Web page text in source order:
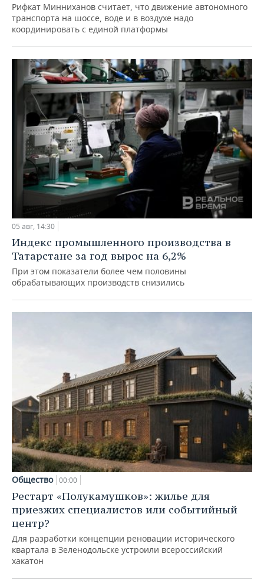
Рифкат Минниханов считает, что движение автономного
транспорта на шоссе, воде и в воздухе надо
координировать с единой платформы
05 авг, 14:30
Индекс промышленного производства в
Татарстане за год вырос на 6,2%
При этом показатели более чем половины
обрабатывающих производств снизились
Общество 00:00
Рестарт «Полукамушков»: жилье для
приезжих специалистов или событийный
центр?
Для разработки концепции реновации исторического
квартала в Зеленодольске устроили всероссийский
хакатон